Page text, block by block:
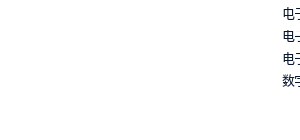
电
电
电
数